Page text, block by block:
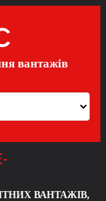
вантажів
ВАНТАЖІВ,